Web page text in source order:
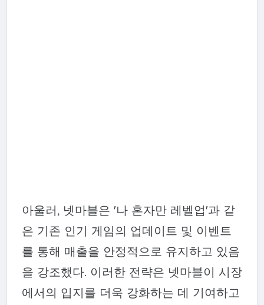
아울러, 넷마블은 '나 혼자만 레벨업'과 같
은 기존 인기 게임의 업데이트 및 이벤트
를 통해 매출을 안정적으로 유지하고 있음
을 강조했다. 이러한 전략은 넷마블이 시장
에서의 입지를 더욱 강화하는 데 기여하고